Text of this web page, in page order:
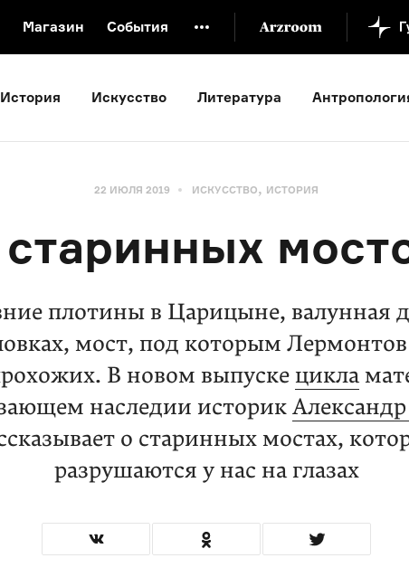
Магазин События
культуры
Русский язык от «гой еси» до «лол кек»
История Искусство Литература
22 ИЮЛЯ 2019 ИСКУССТВО, ИСТОРИЯ
старинных
плотины в Царицыне, валунная
мост, под которым
В новом выпуске цикла
наследии историк
о старинных мостах,
разрушаются у нас на глазах